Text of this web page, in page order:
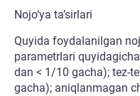
Nojo‘ya ta’sirlari
Quyida foydalanilgan
parametrlari
dan < 1/10 gacha); tez-
gacha); aniqlanmagan